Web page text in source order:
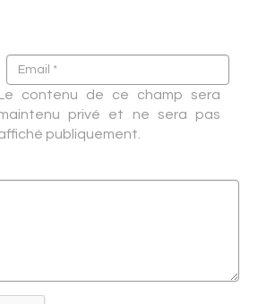
contenu de ce champ sera
privé et ne sera pas
publiquement.